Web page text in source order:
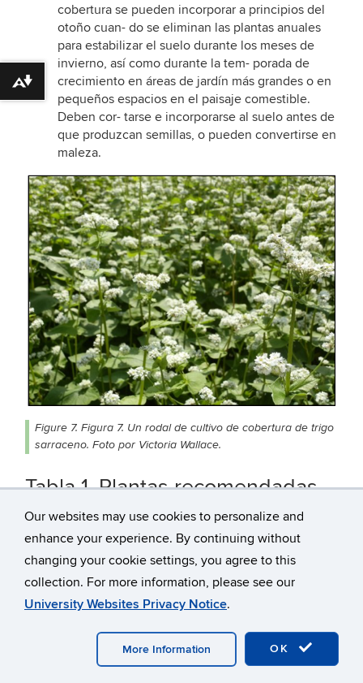
Our websites may use cookies to personalize and
enhance your experience. By continuing without
changing your cookie settings, you agree to this
collection. For more information, please see our
University Websites Privacy Notice.
OK
More Information
cobertura se pueden incorporar a principios del
otoño cuan- do se eliminan las plantas anuales
para estabilizar el suelo durante los meses de
invierno, así como durante la tem- porada de
crecimiento en áreas de jardín más grandes o en
pequeños espacios en el paisaje comestible.
Deben cor- tarse e incorporarse al suelo antes de
que produzcan semillas, o pueden convertirse en
maleza.
Figure 7. Figura 7. Un rodal de cultivo de cobertura de trigo
sarraceno. Foto por Victoria Wallace.
Tabla 1. Plantas recomendadas
para uso en un paisaje
comestible:
Planta Parte comestible
Hojas, raíces
Download alternative formats ...